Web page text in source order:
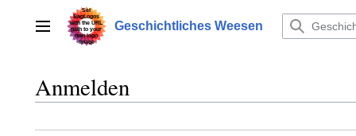
springenHauptmenü Geschichtliches Weesen
Anmelden